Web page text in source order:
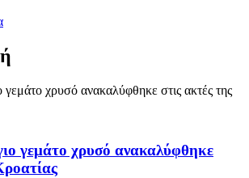
γεμάτο χρυσό ανακαλύφθηκε